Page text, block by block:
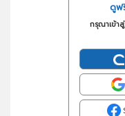
ดูฟ
กรุณาเข้า